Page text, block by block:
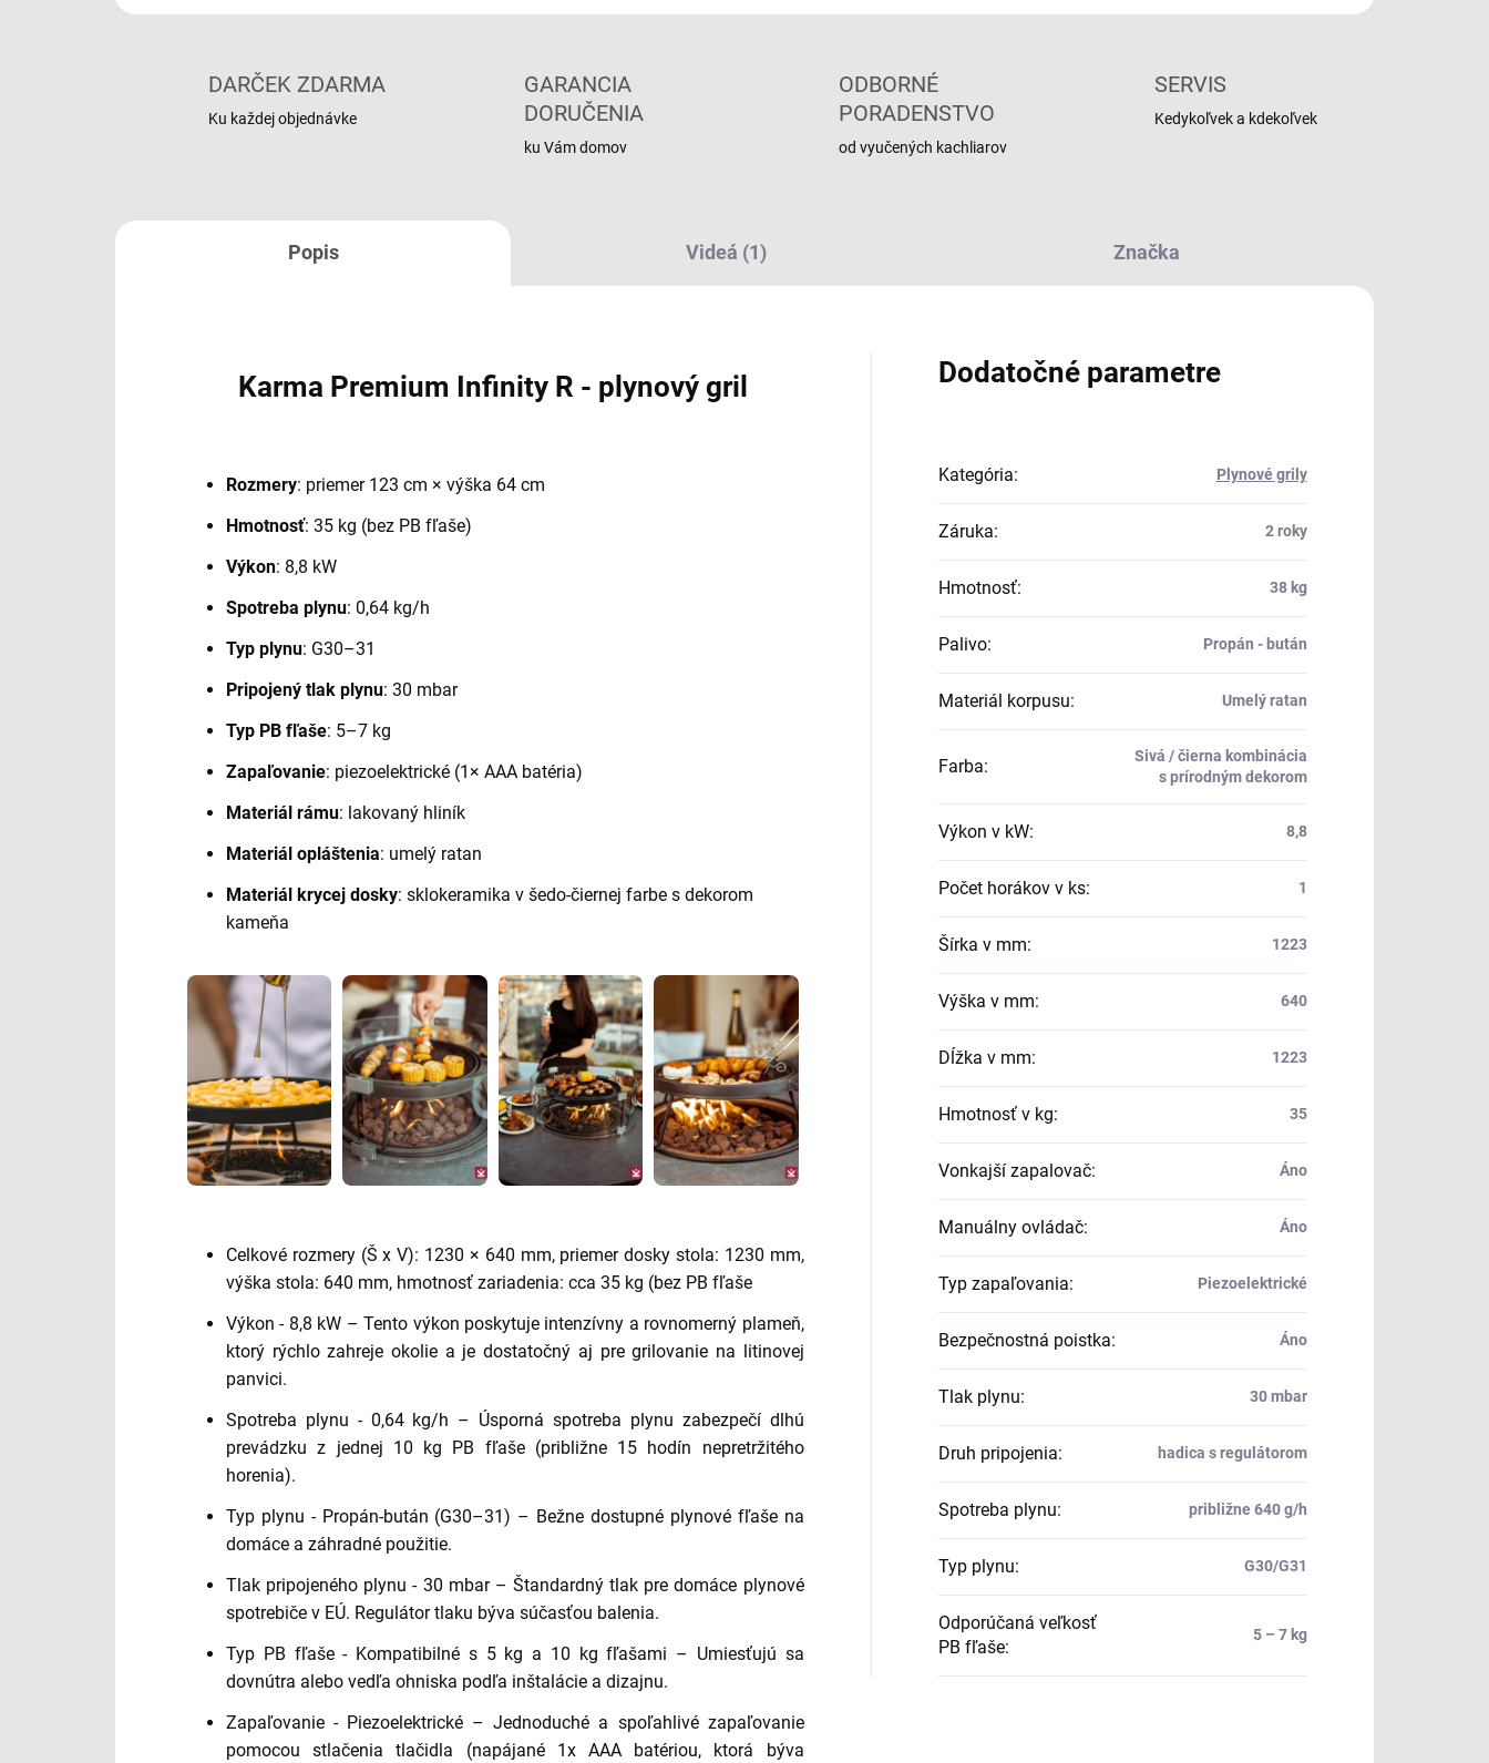
DARČEK ZDARMA
Ku každej objednávke
GARANCIA
DORUČENIA
ku Vám domov
ODBORNÉ
PORADENSTVO
od vyučených kachliarov
SERVIS
Kedykoľvek a kdekoľvek
Popis Videá (1) Značka
Karma Premium Infinity R - plynový gril
Rozmery: priemer 123 cm × výška 64 cm
Hmotnosť: 35 kg (bez PB fľaše)
Výkon: 8,8 kW
Spotreba plynu: 0,64 kg/h
Typ plynu: G30–31
Pripojený tlak plynu: 30 mbar
Typ PB fľaše: 5–7 kg
Zapaľovanie: piezoelektrické (1× AAA batéria)
Materiál rámu: lakovaný hliník
Materiál opláštenia: umelý ratan
Materiál krycej dosky: sklokeramika v šedo-čiernej farbe s dekorom
kameňa
Celkové rozmery (Š x V): 1230 × 640 mm, priemer dosky stola: 1230 mm,
výška stola: 640 mm, hmotnosť zariadenia: cca 35 kg (bez PB fľaše
Výkon - 8,8 kW – Tento výkon poskytuje intenzívny a rovnomerný plameň,
ktorý rýchlo zahreje okolie a je dostatočný aj pre grilovanie na litinovej
panvici.
Spotreba plynu - 0,64 kg/h – Úsporná spotreba plynu zabezpečí dlhú
prevádzku z jednej 10 kg PB fľaše (približne 15 hodín nepretržitého
horenia).
Typ plynu - Propán-bután (G30–31) – Bežne dostupné plynové fľaše na
domáce a záhradné použitie.
Tlak pripojeného plynu - 30 mbar – Štandardný tlak pre domáce plynové
spotrebiče v EÚ. Regulátor tlaku býva súčasťou balenia.
Typ PB fľaše - Kompatibilné s 5 kg a 10 kg fľašami – Umiesťujú sa
dovnútra alebo vedľa ohniska podľa inštalácie a dizajnu.
Zapaľovanie - Piezoelektrické – Jednoduché a spoľahlivé zapaľovanie
pomocou stlačenia tlačidla (napájané 1x AAA batériou, ktorá býva
Dodatočné parametre
Kategória: Plynové grily
Záruka: 2 roky
Hmotnosť: 38 kg
Palivo: Propán - bután
Materiál korpusu: Umelý ratan
Farba:
Sivá / čierna kombinácia
s prírodným dekorom
Výkon v kW: 8,8
Počet horákov v ks: 1
Šírka v mm: 1223
Výška v mm: 640
Dĺžka v mm: 1223
Hmotnosť v kg: 35
Vonkajší zapalovač: Áno
Manuálny ovládač: Áno
Typ zapaľovania: Piezoelektrické
Bezpečnostná poistka: Áno
Tlak plynu: 30 mbar
Druh pripojenia: hadica s regulátorom
Spotreba plynu: približne 640 g/h
Typ plynu: G30/G31
Odporúčaná veľkosť
PB fľaše:
5 – 7 kg